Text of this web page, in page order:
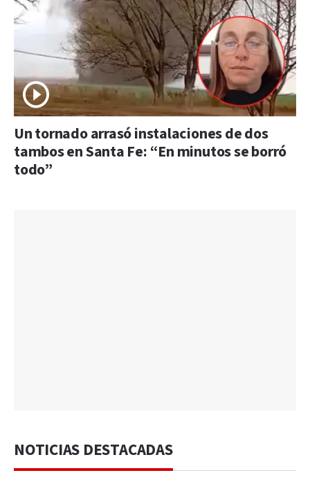
Un tornado arrasó instalaciones de dos
tambos en Santa Fe: “En minutos se borró
todo”
NOTICIAS DESTACADAS